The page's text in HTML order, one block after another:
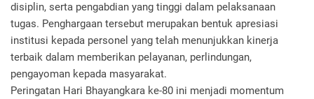
disiplin, serta pengabdian yang tinggi dalam pelaksanaan
tugas. Penghargaan tersebut merupakan bentuk apresiasi
institusi kepada personel yang telah menunjukkan kinerja
terbaik dalam memberikan pelayanan, perlindungan,
pengayoman kepada masyarakat.
‎Peringatan Hari Bhayangkara ke-80 ini menjadi momentum